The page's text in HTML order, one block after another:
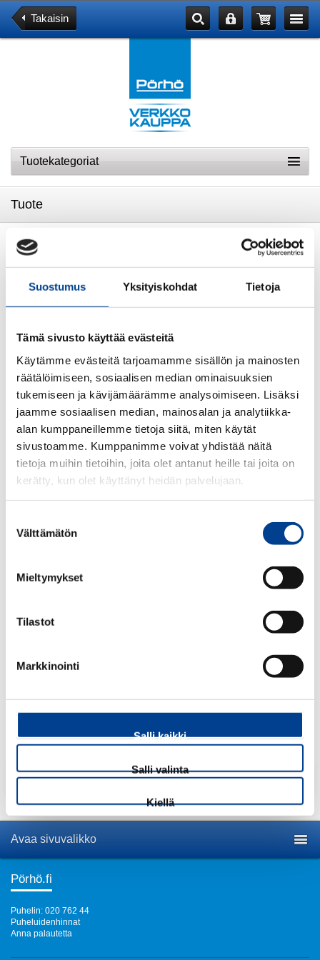
Suostumus Yksityiskohdat Tietoja
Tämä sivusto käyttää evästeitä
Käytämme evästeitä tarjoamamme sisällön ja mainosten
räätälöimiseen, sosiaalisen median ominaisuuksien
tukemiseen ja kävijämäärämme analysoimiseen. Lisäksi
jaamme sosiaalisen median, mainosalan ja analytiikka-
alan kumppaneillemme tietoja siitä, miten käytät
sivustoamme. Kumppanimme voivat yhdistää näitä
tietoja muihin tietoihin, joita olet antanut heille tai joita on
kerätty, kun olet käyttänyt heidän palvelujaan.
valinta
Välttämätön
Mieltymykset
Tilastot
Markkinointi
Salli kaikki
Salli valinta
Kiellä
Takaisin
Tuotekategoriat
Tuote
PIPO PEUGEOT SININEN
Lisää tuote ostoskoriin
Avaa sivuvalikko
Pörhö.fi
Puhelin: 020 762 44
Puheluidenhinnat
Anna palautetta